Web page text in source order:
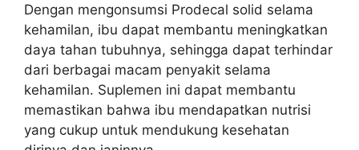
Dengan mengonsumsi Prodecal solid selama
kehamilan, ibu dapat membantu meningkatkan
daya tahan tubuhnya, sehingga dapat terhindar
dari berbagai macam penyakit selama
kehamilan. Suplemen ini dapat membantu
memastikan bahwa ibu mendapatkan nutrisi
yang cukup untuk mendukung kesehatan